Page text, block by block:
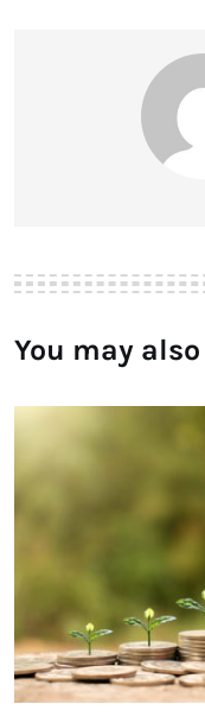
You may